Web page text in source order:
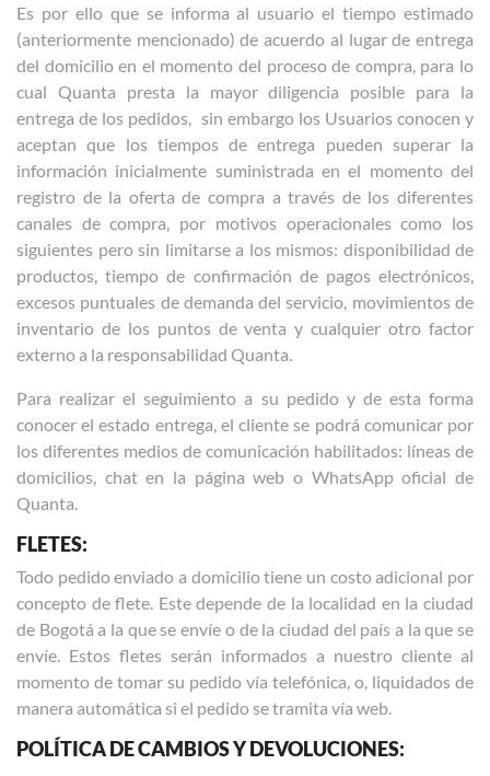
Es por ello que se informa al usuario el tiempo estimado
(anteriormente mencionado) de acuerdo al lugar de entrega
del domicilio en el momento del proceso de compra, para lo
cual Quanta presta la mayor diligencia posible para la
entrega de los pedidos, sin embargo los Usuarios conocen y
aceptan que los tiempos de entrega pueden superar la
información inicialmente suministrada en el momento del
registro de la oferta de compra a través de los diferentes
canales de compra, por motivos operacionales como los
siguientes pero sin limitarse a los mismos: disponibilidad de
productos, tiempo de confirmación de pagos electrónicos,
excesos puntuales de demanda del servicio, movimientos de
inventario de los puntos de venta y cualquier otro factor
externo a la responsabilidad Quanta.
Para realizar el seguimiento a su pedido y de esta forma
conocer el estado entrega, el cliente se podrá comunicar por
los diferentes medios de comunicación habilitados: líneas de
domicilios, chat en la página web o WhatsApp oficial de
Quanta.
FLETES:
Todo pedido enviado a domicilio tiene un costo adicional por
concepto de flete. Este depende de la localidad en la ciudad
de Bogotá a la que se envíe o de la ciudad del país a la que se
envíe. Estos fletes serán informados a nuestro cliente al
momento de tomar su pedido vía telefónica, o, liquidados de
manera automática si el pedido se tramita vía web.
POLÍTICA DE CAMBIOS Y DEVOLUCIONES: